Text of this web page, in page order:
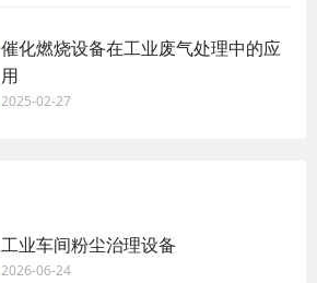
催化燃烧设备在工业废气处理中的应
用
2025-02-27
工业车间粉尘治理设备
2026-06-24